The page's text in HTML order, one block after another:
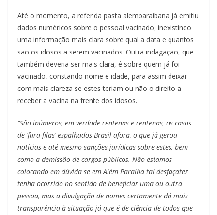
Até o momento, a referida pasta alemparaibana já emitiu
dados numéricos sobre o pessoal vacinado, inexistindo
uma informação mais clara sobre qual a data e quantos
são os idosos a serem vacinados. Outra indagação, que
também deveria ser mais clara, é sobre quem já foi
vacinado, constando nome e idade, para assim deixar
com mais clareza se estes teriam ou não o direito a
receber a vacina na frente dos idosos.
“São inúmeros, em verdade centenas e centenas, os casos
de ‘fura-filas’ espalhados Brasil afora, o que já gerou
notícias e até mesmo sanções jurídicas sobre estes, bem
como a demissão de cargos públicos. Não estamos
colocando em dúvida se em Além Paraíba tal desfaçatez
tenha ocorrido no sentido de beneficiar uma ou outra
pessoa, mas a divulgação de nomes certamente dá mais
transparência à situação já que é de ciência de todos que